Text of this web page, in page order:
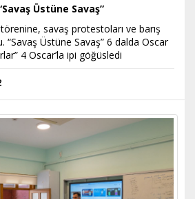
Üstüne Savaş”
savaş protestoları ve barış
“Savaş Üstüne Savaş” 6 dalda Oscar
4 Oscar’la ipi göğüsledi